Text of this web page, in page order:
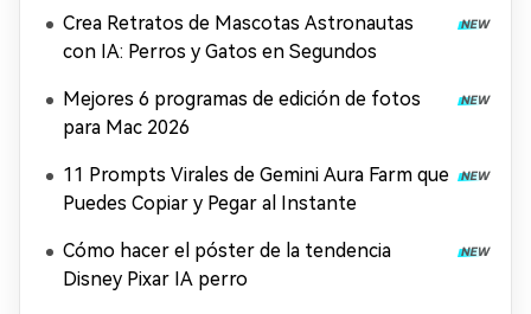
Crea Retratos de Mascotas Astronautas
con IA: Perros y Gatos en Segundos
Mejores 6 programas de edición de fotos
para Mac 2026
11 Prompts Virales de Gemini Aura Farm que
Puedes Copiar y Pegar al Instante
Cómo hacer el póster de la tendencia
Disney Pixar IA perro